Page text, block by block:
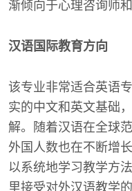
渐倾向于心理咨询师
汉语国际教育方向
该专业非常适合英语
实的中文和英文基础
解。随着汉语在全球
外国人数也在不断增
以系统地学习教学方
里接受对外汉语教学